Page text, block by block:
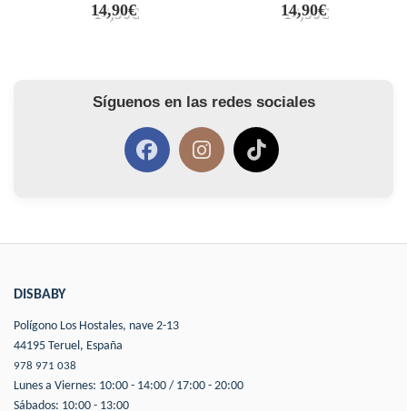
14,90€ 14,90€
Síguenos en las redes sociales
DISBABY
Polígono Los Hostales, nave 2-13
44195 Teruel, España
978 971 038
Lunes a Viernes: 10:00 - 14:00 / 17:00 - 20:00
Sábados: 10:00 - 13:00